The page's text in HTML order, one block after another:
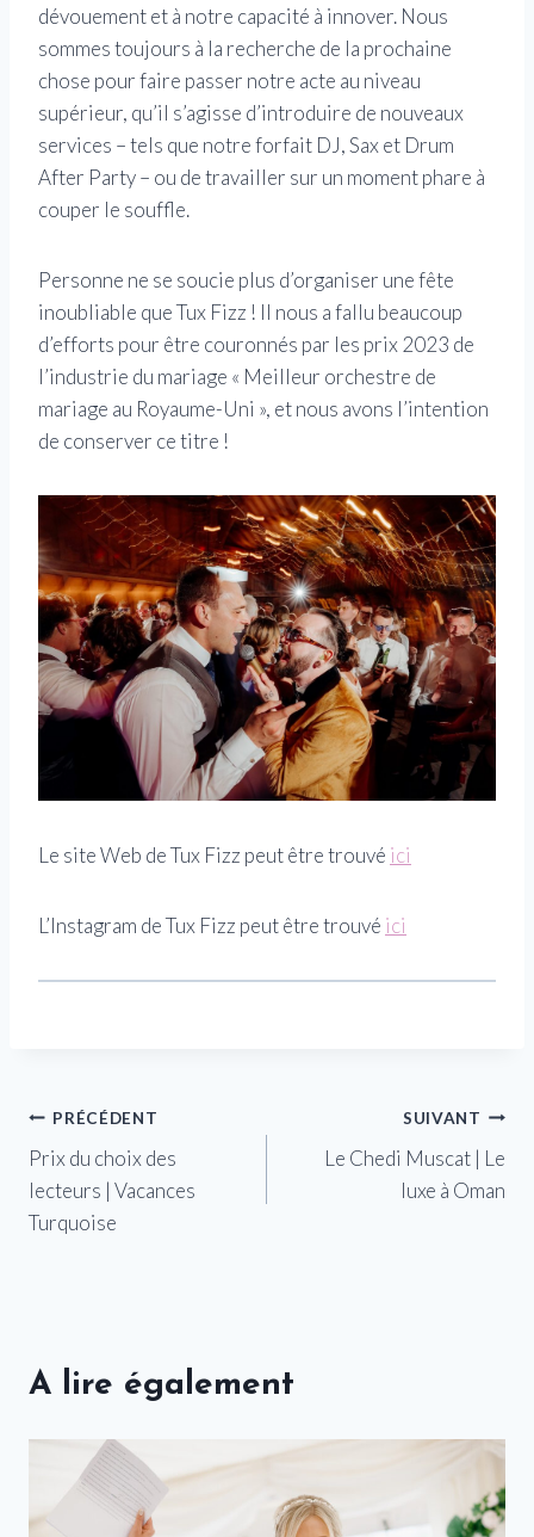
dévouement et à notre capacité à innover. Nous
sommes toujours à la recherche de la prochaine
chose pour faire passer notre acte au niveau
supérieur, qu’il s’agisse d’introduire de nouveaux
services – tels que notre forfait DJ, Sax et Drum
After Party – ou de travailler sur un moment phare à
couper le souffle.
Personne ne se soucie plus d’organiser une fête
inoubliable que Tux Fizz ! Il nous a fallu beaucoup
d’efforts pour être couronnés par les prix 2023 de
l’industrie du mariage « Meilleur orchestre de
mariage au Royaume-Uni », et nous avons l’intention
de conserver ce titre !
Le site Web de Tux Fizz peut être trouvé ici
L’Instagram de Tux Fizz peut être trouvé ici
Navigation
de
l’article
PRÉCÉDENT
Prix ​​du choix des
lecteurs | Vacances
Turquoise
SUIVANT
Le Chedi Muscat | Le
luxe à Oman
A lire également